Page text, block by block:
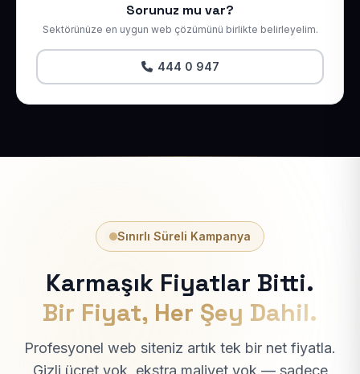
Sorunuz mu var?
Sektörünüze en uygun web çözümünü birlikte belirleyelim.
444 0 947
Sınırlı Süreli Kampanya
Karmaşık Fiyatlar Bitti.
Bir Fiyat, Her Şey Dahil.
Profesyonel web siteniz artık tek bir net fiyatla.
Gizli ücret yok, ekstra maliyet yok — sadece